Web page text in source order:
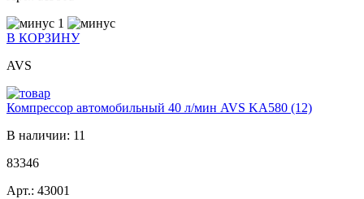
1
В КОРЗИНУ
AVS
Компрессор автомобильный 40 л/мин AVS KA580 (12)
В наличии: 11
83346
Арт.: 43001